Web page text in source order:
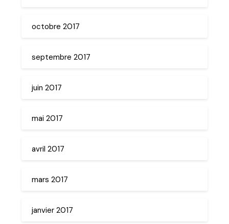
octobre 2017
septembre 2017
juin 2017
mai 2017
avril 2017
mars 2017
janvier 2017